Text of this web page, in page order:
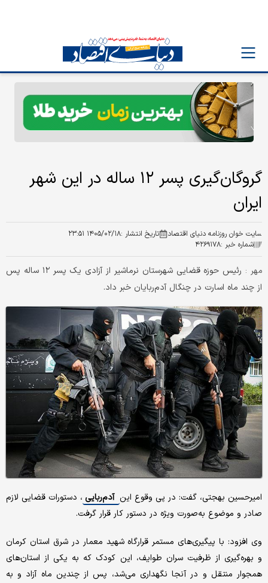
گروگان‌گیری پسر ۱۲ ساله در این شهر
ایران
سایت خوان روزنامه دنیای اقتصاد تاریخ انتشار :۱۴۰۵/۰۲/۱۸ ۲۳:۵۱
شماره خبر :۴۲۶۹۱۷۸
مهر :
رئیس حوزه قضایی شهرستان نرماشیر از آزادی یک پسر ۱۲ ساله پس
از چند ماه اسارت در چنگال آدم‌ربایان خبر داد.
امیرحسین بهجتی، گفت: در پی وقوع این آدم‌ربایی ، دستورات قضایی لازم
صادر و موضوع به‌صورت ویژه در دستور کار قرار گرفت.
وی افزود: با پیگیری‌های مستمر قرارگاه شهید معمار در شرق استان کرمان
و بهره‌گیری از ظرفیت سران طوایف، این کودک که به یکی از استان‌های
همجوار منتقل و در آنجا نگهداری می‌شد، پس از چندین ماه آزاد و به